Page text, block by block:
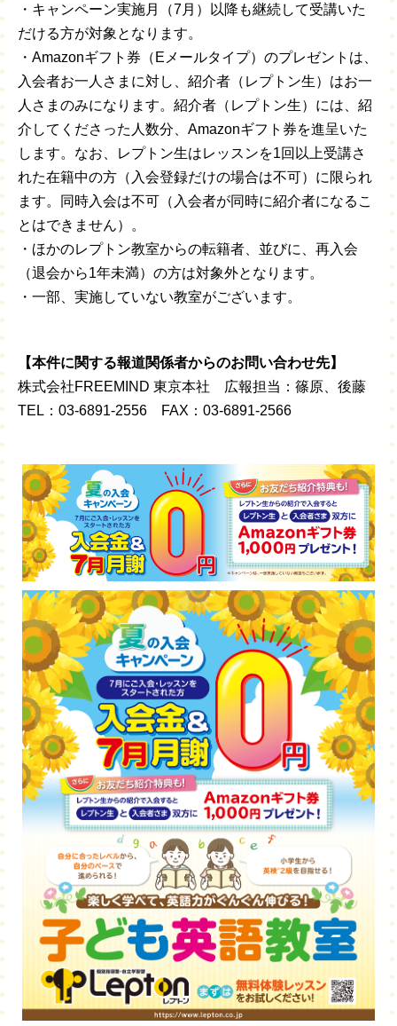
・キャンペーン実施月（7月）以降も継続して受講いた
だける方が対象となります。
・Amazonギフト券（Eメールタイプ）のプレゼントは、
入会者お一人さまに対し、紹介者（レプトン生）はお一
人さまのみになります。紹介者（レプトン生）には、紹
介してくださった人数分、Amazonギフト券を進呈いた
します。なお、レプトン生はレッスンを1回以上受講さ
れた在籍中の方（入会登録だけの場合は不可）に限られ
ます。同時入会は不可（入会者が同時に紹介者になるこ
とはできません）。
・ほかのレプトン教室からの転籍者、並びに、再入会
（退会から1年未満）の方は対象外となります。
・一部、実施していない教室がございます。
【本件に関する報道関係者からのお問い合わせ先】
株式会社FREEMIND 東京本社 広報担当：篠原、後藤
TEL：03-6891-2556 FAX：03-6891-2566